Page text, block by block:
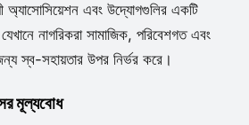
অ্যাসোসিয়েশন এবং উদ্যোগগুলির একটি
নাগরিকরা সামাজিক, পরিবেশগত এবং
স্ব-সহায়তার উপর নির্ভর করে।
মূল্যবোধ